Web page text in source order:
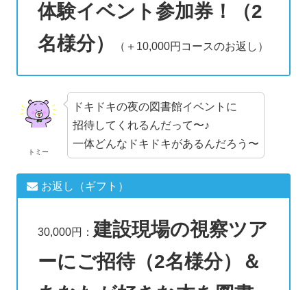
体験イベント参加券！（2
名様分）
（＋10,000円コースのお返し）
トミー
ドキドキの夜の図書館イベントに
招待してくれるんだって〜♪
一体どんなドキドキがあるんだろう〜
お返し（ギフト）
30,000円： 建設現場の視察ツア
ーにご招待（2名様分）＆